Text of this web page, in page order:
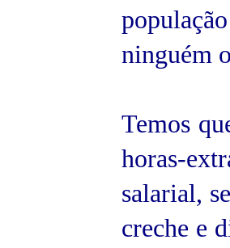
ninguém
Temos
horas-
salarial,
creche e